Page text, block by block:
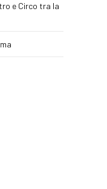
e Circo tra la